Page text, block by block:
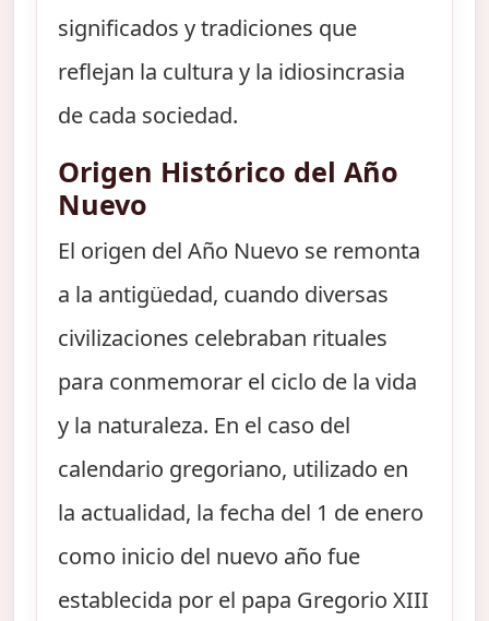
significados y tradiciones que
reflejan la cultura y la idiosincrasia
de cada sociedad.
Origen Histórico del Año
Nuevo
El origen del Año Nuevo se remonta
a la antigüedad, cuando diversas
civilizaciones celebraban rituales
para conmemorar el ciclo de la vida
y la naturaleza. En el caso del
calendario gregoriano, utilizado en
la actualidad, la fecha del 1 de enero
como inicio del nuevo año fue
establecida por el papa Gregorio XIII